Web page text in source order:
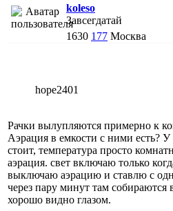
koleso
Завсегдатай
1630 177 Москва
hope2401
Рачки вылупляются примерно к
Аэрация в емкости с ними есть?
стоит, температура просто
аэрация. свет включаю только
выключаю аэрацию и ставлю с
через пару минут там
хорошо видно глазом.